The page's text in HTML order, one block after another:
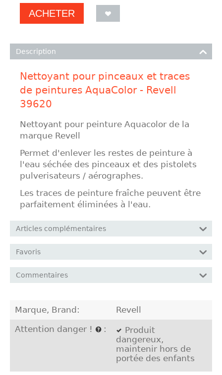
ACHETER
Description
Nettoyant pour pinceaux et traces
de peintures AquaColor - Revell
39620
Nettoyant pour peinture Aquacolor de la
marque Revell
Permet d'enlever les restes de peinture à
l'eau séchée des pinceaux et des pistolets
pulverisateurs / aérographes.
Les traces de peinture fraîche peuvent être
parfaitement éliminées à l'eau.
Articles complémentaires
Favoris
Commentaires
Marque, Brand: Revell
Attention danger ! :
Produit
dangereux,
maintenir hors de
portée des enfants